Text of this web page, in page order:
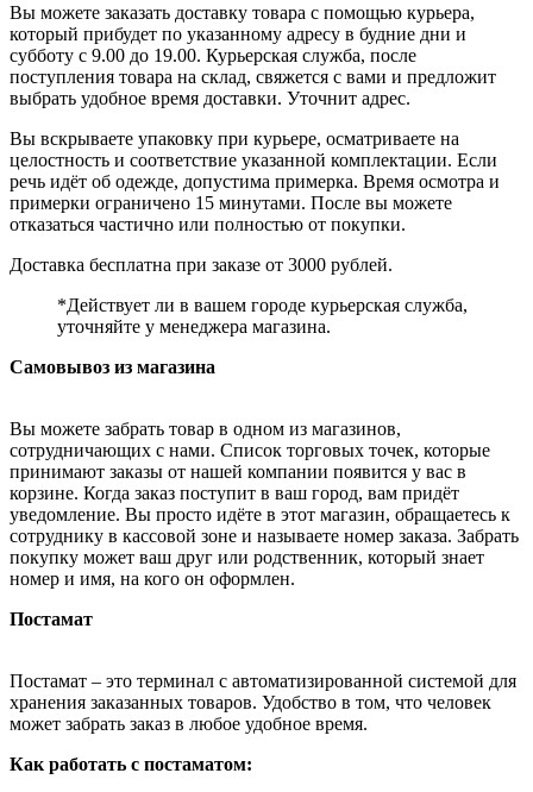
Вы можете заказать доставку товара с помощью курьера,
который прибудет по указанному адресу в будние дни и
субботу с 9.00 до 19.00. Курьерская служба, после
поступления товара на склад, свяжется с вами и предложит
выбрать удобное время доставки. Уточнит адрес.
Вы вскрываете упаковку при курьере, осматриваете на
целостность и соответствие указанной комплектации. Если
речь идёт об одежде, допустима примерка. Время осмотра и
примерки ограничено 15 минутами. После вы можете
отказаться частично или полностью от покупки.
Доставка бесплатна при заказе от 3000 рублей.
*Действует ли в вашем городе курьерская служба,
уточняйте у менеджера магазина.
Самовывоз из магазина
Вы можете забрать товар в одном из магазинов,
сотрудничающих с нами. Список торговых точек, которые
принимают заказы от нашей компании появится у вас в
корзине. Когда заказ поступит в ваш город, вам придёт
уведомление. Вы просто идёте в этот магазин, обращаетесь к
сотруднику в кассовой зоне и называете номер заказа. Забрать
покупку может ваш друг или родственник, который знает
номер и имя, на кого он оформлен.
Постамат
Постамат – это терминал с автоматизированной системой для
хранения заказанных товаров. Удобство в том, что человек
может забрать заказ в любое удобное время.
Как работать с постаматом: